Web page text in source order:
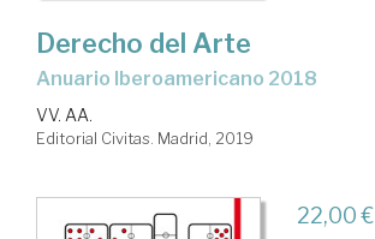
Derecho del Arte
Anuario Iberoamericano 2018
VV. AA.
Editorial Civitas. Madrid, 2019
22,00 €